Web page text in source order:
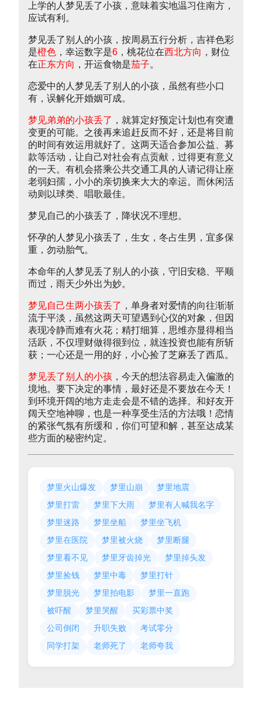
上学的人梦见丢了小孩，意味着实地温习住南方，
应试有利。
梦见丢了别人的小孩，按周易五行分析，吉祥色彩
是橙色 ，幸运数字是6 ，桃花位在西北方向 ，财位
在正东方向 ，开运食物是茄子。
恋爱中的人梦见丢了别人的小孩，虽然有些小口
有，误解化开婚姻可成。
梦见弟弟的小孩丢了 ，就算定好预定计划也有突遭
变更的可能。之後再来追赶反而不好，还是将目前
的时间有效运用就好了。这两天适合参加公益、募
款等活动，让自己对社会有点贡献，过得更有意义
的一天。有机会搭乘公共交通工具的人请记得让座
老弱妇孺，小小的亲切换来大大的幸运。而休闲活
动则以球类、唱歌最佳。
梦见自己的小孩丢了，降状况不理想。
怀孕的人梦见小孩丢了，生女，冬占生男，宜多保
重，勿动胎气。
本命年的人梦见丢了别人的小孩，守旧安稳、平顺
而过，雨天少外出为妙。
梦见自己生两小孩丢了 ，单身者对爱情的向往渐渐
流于平淡，虽然这两天可望遇到心仪的对象，但因
表现冷静而难有火花；精打细算，思维亦显得相当
活跃，不仅理财做得很到位，就连投资也能有所斩
获；一心还是一用的好，小心捡了芝麻丢了西瓜。
梦见丢了别人的小孩 ，今天的想法容易走入偏激的
境地。要下决定的事情，最好还是不要放在今天！
到环境开阔的地方走走会是不错的选择。和好友开
阔天空地神聊，也是一种享受生活的方法哦！恋情
的紧张气氛有所缓和，你们可望和解，甚至达成某
些方面的秘密约定。
梦里火山爆发 梦里山崩
梦里地震
梦里打雷
梦里下大雨
梦里有人喊我名字
梦里迷路
梦里坐船
梦里坐飞机
梦里在医院
梦里被火烧
梦里断腿
梦里看不见
梦里牙齿掉光
梦里掉头发
梦里捡钱
梦里中毒
梦里打针
梦里脱光
梦里拍电影
梦里一直跑
被吓醒
梦里哭醒
买彩票中奖
公司倒闭
升职失败
考试零分
同学打架
老师死了 老师夸我